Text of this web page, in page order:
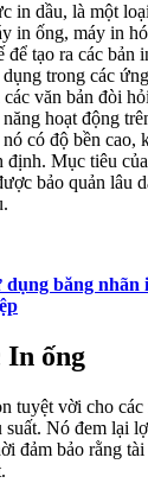
in dầu, là một
in ống, máy in
tạo ra các bản
trong các
văn bản đòi
hoạt động
có độ bền cao,
định. Mục tiêu
bảo quản lâu
dụng băng
ống
tuyệt vời cho
Nó đem lại
đảm bảo rằng